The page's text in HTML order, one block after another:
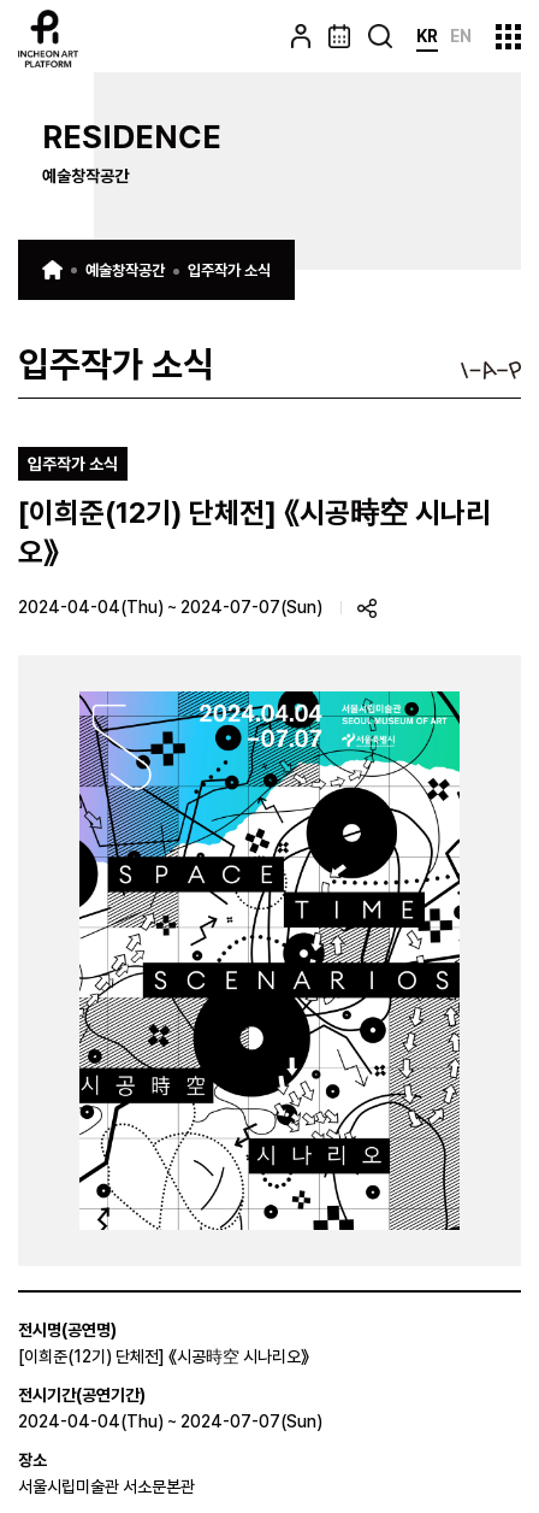
KR EN
RESIDENCE
예술창작공간
예술창작공간 입주작가 소식
입주작가 소식
입주작가 소식
[이희준(12기) 단체전] 《시공時空 시나리
오》
2024-04-04(Thu) ~ 2024-07-07(Sun)
전시명(공연명)
[이희준(12기) 단체전] 《시공時空 시나리오》
전시기간(공연기간)
2024-04-04(Thu) ~ 2024-07-07(Sun)
장소
서울시립미술관 서소문본관